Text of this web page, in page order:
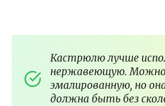
Кастрюлю лучше
нержавеющую. Можно
эмалированную, но
должна быть без